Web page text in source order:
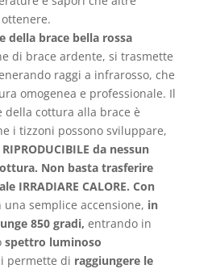
della brace bella rossa
di brace ardente, si trasmette
raggi a infrarosso, che
omogenea e professionale. Il
cottura alla brace è
i tizzoni possono sviluppare,
da nessun
Non basta trasferire
IRRADIARE CALORE. Con
una semplice accensione, in
850 gradi, entrando in
spettro luminoso
permette di raggiungere le